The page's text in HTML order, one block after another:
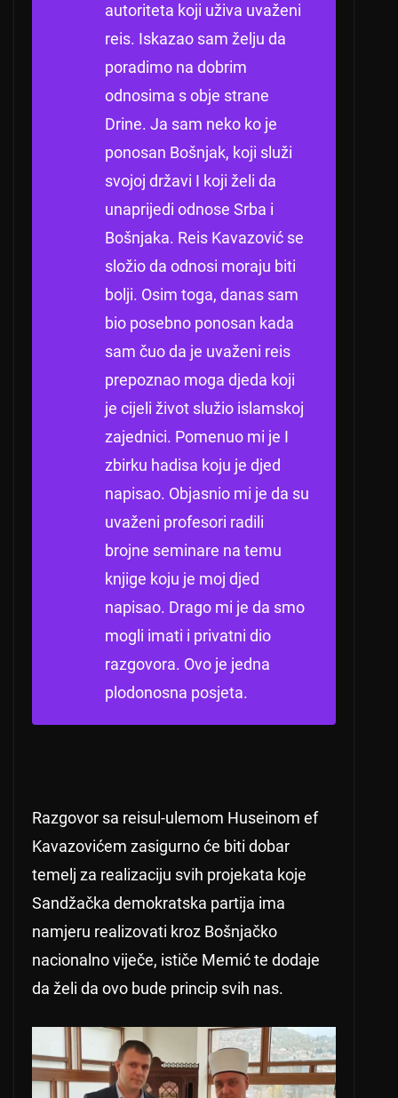
autoriteta koji uživa uvaženi
reis. Iskazao sam želju da
poradimo na dobrim
odnosima s obje strane
Drine. Ja sam neko ko je
ponosan Bošnjak, koji služi
svojoj državi I koji želi da
unaprijedi odnose Srba i
Bošnjaka. Reis Kavazović se
složio da odnosi moraju biti
bolji. Osim toga, danas sam
bio posebno ponosan kada
sam čuo da je uvaženi reis
prepoznao moga djeda koji
je cijeli život služio islamskoj
zajednici. Pomenuo mi je I
zbirku hadisa koju je djed
napisao. Objasnio mi je da su
uvaženi profesori radili
brojne seminare na temu
knjige koju je moj djed
napisao. Drago mi je da smo
mogli imati i privatni dio
razgovora. Ovo je jedna
plodonosna posjeta.
Razgovor sa reisul-ulemom Huseinom ef
Kavazovićem zasigurno će biti dobar
temelj za realizaciju svih projekata koje
Sandžačka demokratska partija ima
namjeru realizovati kroz Bošnjačko
nacionalno viječe, ističe Memić te dodaje
da želi da ovo bude princip svih nas.